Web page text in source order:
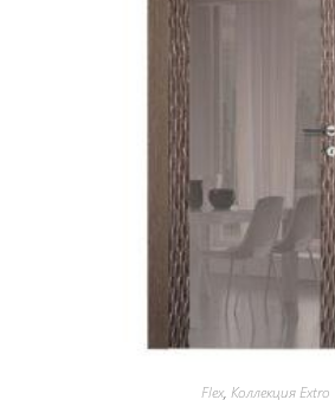
Flex, Коллекция Extro